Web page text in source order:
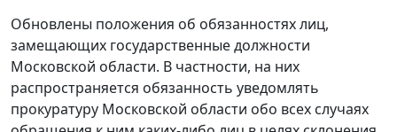
Обновлены положения об обязанностях лиц,
замещающих государственные должности
Московской области. В частности, на них
распространяется обязанность уведомлять
прокуратуру Московской области обо всех случаях